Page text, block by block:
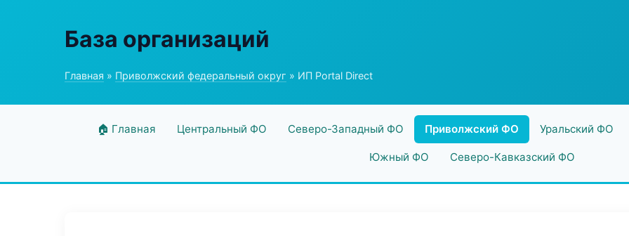
База организаций
Главная » Приволжский федеральный округ » ИП Portal Direct
🏠 Главная Центральный ФО Северо-Западный ФО Приволжский ФО Уральский ФО
Южный ФО Северо-Кавказский ФО